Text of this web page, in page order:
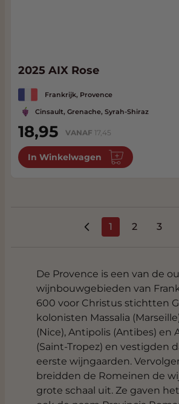
2025 AIX Rose
Frankrijk, Provence
Cinsault, Grenache, Syrah-Shiraz
18,95 VANAF 17,45
In Winkelwagen
U lees
1 Pagina
2 3
De Provence is een van de
wijnbouwgebieden van
600 voor Christus stichtten
kolonisten Massalia
(Nice), Antipolis (Antibes) en
(Saint-Tropez) en vestigden
eerste wijngaarden.
breidden de Romeinen de
grote schaal uit. Ze gaven